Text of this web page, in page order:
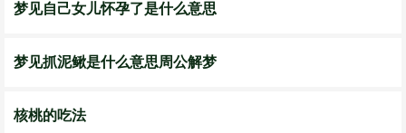
梦见自己女儿怀孕了是什么意思
梦见抓泥鳅是什么意思周公解梦
核桃的吃法